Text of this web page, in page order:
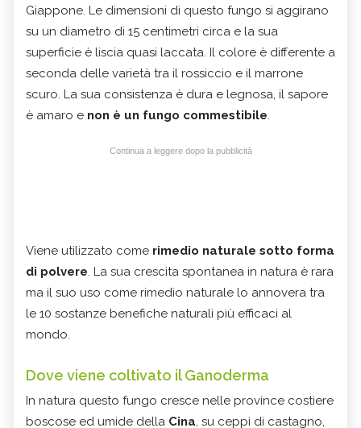
Giappone. Le dimensioni di questo fungo si aggirano
su un diametro di 15 centimetri circa e la sua
superficie è liscia quasi laccata. Il colore è differente a
seconda delle varietà tra il rossiccio e il marrone
scuro. La sua consistenza è dura e legnosa, il sapore
è amaro e non è un fungo commestibile.
Continua a leggere dopo la pubblicità
Viene utilizzato come rimedio naturale sotto forma
di polvere. La sua crescita spontanea in natura è rara
ma il suo uso come rimedio naturale lo annovera tra
le 10 sostanze benefiche naturali più efficaci al
mondo.
Dove viene coltivato il Ganoderma
In natura questo fungo cresce nelle province costiere
boscose ed umide della Cina, su ceppi di castagno,